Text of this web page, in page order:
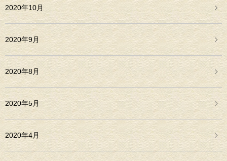
2020年10月
2020年9月
2020年8月
2020年5月
2020年4月